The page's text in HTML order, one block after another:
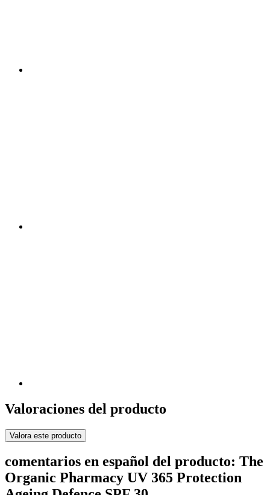
Valoraciones del producto
Valora este producto
comentarios en español del producto: The
Organic Pharmacy UV 365 Protection